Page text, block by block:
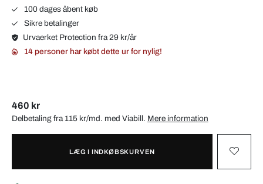
100 dages åbent køb
Sikre betalinger
Urvaerket Protection fra 29 kr/år
14 personer har købt dette ur for nylig!
460 kr
Delbetaling fra 115 kr/md. med Viabill. Mere information
LÆG I INDKØBSKURVEN